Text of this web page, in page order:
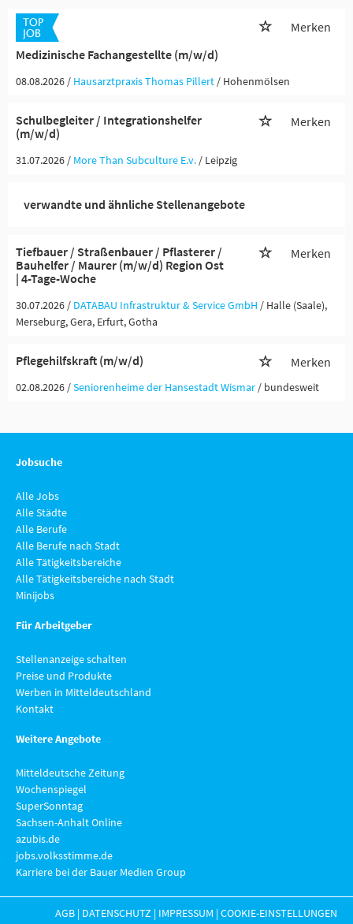
Medizinische Fachangestellte (m/w/d)
Merken
08.08.2026 / Hausarztpraxis Thomas Pillert / Hohenmölsen
Schulbegleiter / Integrationshelfer
(m/w/d)
Merken
31.07.2026 / More Than Subculture E.v. / Leipzig
verwandte und ähnliche Stellenangebote
Tiefbauer / Straßenbauer / Pflasterer /
Bauhelfer / Maurer (m/w/d) Region Ost
| 4-Tage-Woche
Merken
30.07.2026 / DATABAU Infrastruktur & Service GmbH / Halle (Saale),
Merseburg, Gera, Erfurt, Gotha
Pflegehilfskraft (m/w/d) Merken
02.08.2026 /Seniorenheime der Hansestadt Wismar / bundesweit
Jobsuche
Alle Jobs
Alle Städte
Alle Berufe
Alle Berufe nach Stadt
Alle Tätigkeitsbereiche
Alle Tätigkeitsbereiche nach Stadt
Minijobs
Für Arbeitgeber
Stellenanzeige schalten
Preise und Produkte
Werben in Mitteldeutschland
Kontakt
Weitere Angebote
Mitteldeutsche Zeitung
Wochenspiegel
SuperSonntag
Sachsen-Anhalt Online
azubis.de
jobs.volksstimme.de
Karriere bei der Bauer Medien Group
AGB | DATENSCHUTZ | IMPRESSUM |COOKIE-EINSTELLUNGEN